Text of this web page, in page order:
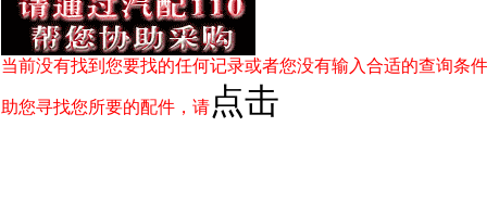
当前没有找到您要找的任何记录或者您没有输入合适的查询条
助您寻找您所要的配件，请 点击